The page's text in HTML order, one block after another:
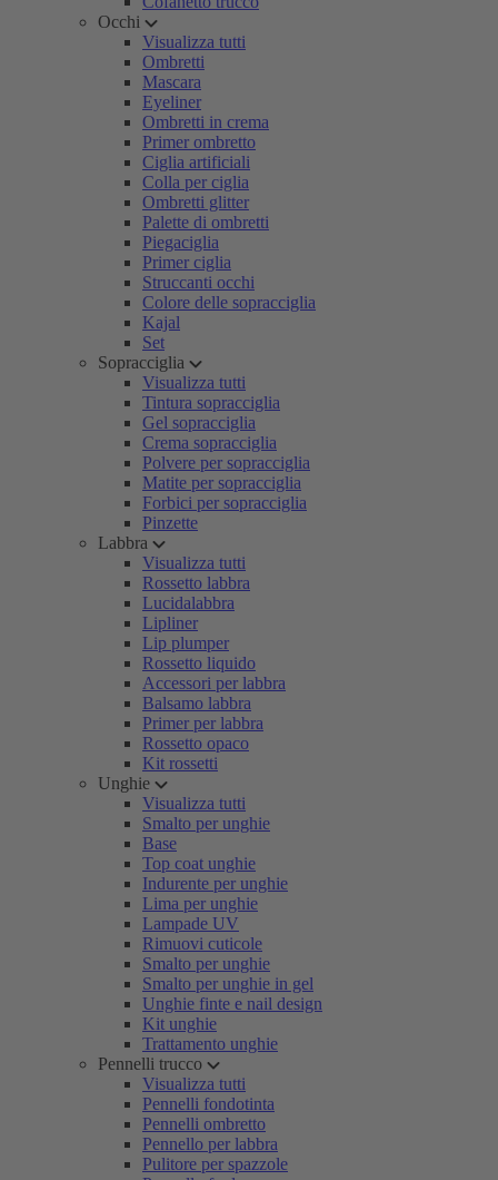
Occhi
Visualizza tutti
Ombretti
Mascara
Eyeliner
Ombretti in crema
Primer ombretto
Ciglia artificiali
Colla per ciglia
Ombretti glitter
Palette di ombretti
Piegaciglia
Primer ciglia
Struccanti occhi
Colore delle sopracciglia
Kajal
Set
Sopracciglia
Visualizza tutti
Tintura sopracciglia
Gel sopracciglia
Crema sopracciglia
Polvere per sopracciglia
Matite per sopracciglia
Forbici per sopracciglia
Pinzette
Labbra
Visualizza tutti
Rossetto labbra
Lucidalabbra
Lipliner
Lip plumper
Rossetto liquido
Accessori per labbra
Balsamo labbra
Primer per labbra
Rossetto opaco
Kit rossetti
Unghie
Visualizza tutti
Smalto per unghie
Base
Top coat unghie
Indurente per unghie
Lima per unghie
Lampade UV
Rimuovi cuticole
Smalto per unghie
Smalto per unghie in gel
Unghie finte e nail design
Kit unghie
Trattamento unghie
Pennelli trucco
Visualizza tutti
Pennelli fondotinta
Pennelli ombretto
Pennello per labbra
Pulitore per spazzole